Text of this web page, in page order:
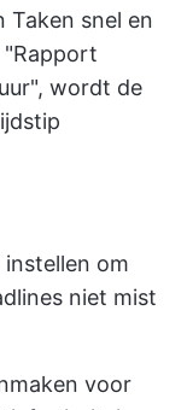
Taken snel en
wordt de
om
niet mist
voor